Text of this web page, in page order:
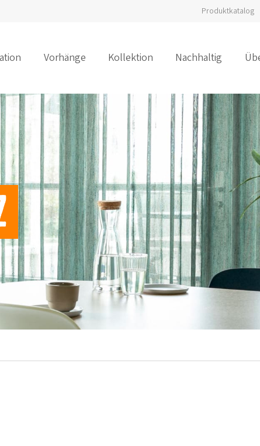
Produktkatalog
Vorhänge Kollektion Nachhaltig